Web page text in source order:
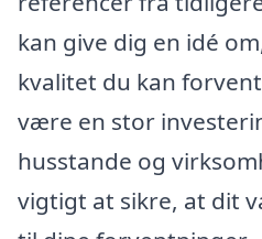
kan give dig en idé
kvalitet du kan
være en stor
husstande og
vigtigt at sikre, at dit